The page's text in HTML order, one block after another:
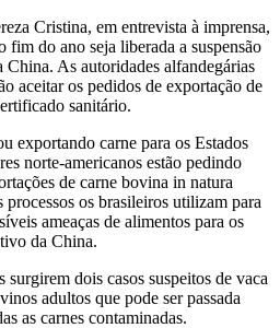
Cristina, em entrevista à imprensa,
fim do ano seja liberada a suspensão
China. As autoridades alfandegárias
aceitar os pedidos de exportação de
sanitário.
exportando carne para os Estados
norte-americanos estão pedindo
de carne bovina in natura
processos os brasileiros utilizam para
ameaças de alimentos para os
da China.
dois casos suspeitos de vaca
adultos que pode ser passada
as carnes contaminadas.